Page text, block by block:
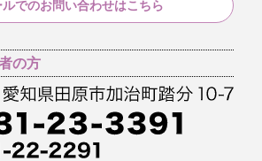
ルでのお問い合わせはこちら
の方